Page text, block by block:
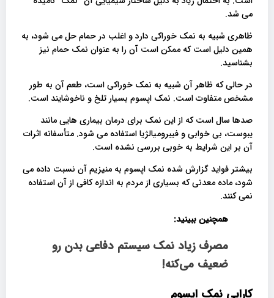
می شد.
ظاهری شبیه به نمک خوراکی دارد و اغلب در حمام حل می شود، به
همین دلیل است که ممکن است آن را به عنوان نمک حمام نیز
بشناسید.
در حالی که ظاهر آن شبیه به نمک خوراکی است، طعم آن به طور
مشخص متفاوت است. نمک اپسوم بسیار تلخ و ناخوشایند است.
صدها سال است که از این نمک برای درمان بیماری هایی مانند
یبوست، بی خوابی و فیبرومیالژیا استفاده می شود. متأسفانه اثرات
آن بر این شرایط به خوبی بررسی نشده است.
بیشتر فواید گزارش شده نمک اپسوم به منیزیم آن نسبت داده می
شود، ماده معدنی که بسیاری از مردم به اندازه کافی از آن استفاده
نمی کنند.
همچنین ببینید:
مصرف زیاد نمک سیستم دفاعی بدن رو
ضعیف می‌کنه‌!